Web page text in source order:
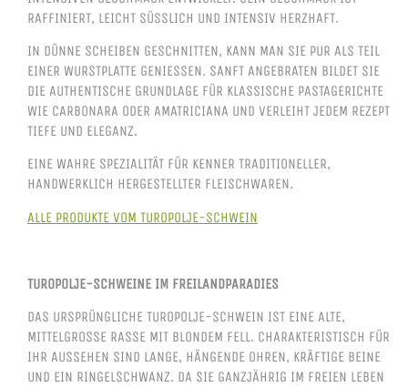
AFFINIERT, LEICHT SÜSSLICH UND INTENSIV HERZHAFT.
IN DÜNNE SCHEIBEN GESCHNITTEN, KANN MAN SIE PUR ALS TEIL
EINER WURSTPLATTE GENIESSEN. SANFT ANGEBRATEN BILDET SIE D
IE AUTHENTISCHE GRUNDLAGE FÜR KLASSISCHE PASTAGERICHTE W
IE CARBONARA ODER AMATRICIANA UND VERLEIHT JEDEM REZEPT T
IEFE UND ELEGANZ.
EINE WAHRE SPEZIALITÄT FÜR KENNER TRADITIONELLER,
HANDWERKLICH HERGESTELLTER FLEISCHWAREN.
ALLE PRODUKTE VOM TUROPOLJE-SCHWEIN
TUROPOLJE-SCHWEINE IM FREILANDPARADIES
DAS URSPRÜNGLICHE TUROPOLJE-SCHWEIN IST EINE ALTE,
MITTELGROSSE RASSE MIT BLONDEM FELL. CHARAKTERISTISCH FÜR I
HR AUSSEHEN SIND LANGE, HÄNGENDE OHREN, KRÄFTIGE BEINE U
ND EIN RINGELSCHWANZ. DA SIE GANZJÄHRIG IM FREIEN LEBEN U